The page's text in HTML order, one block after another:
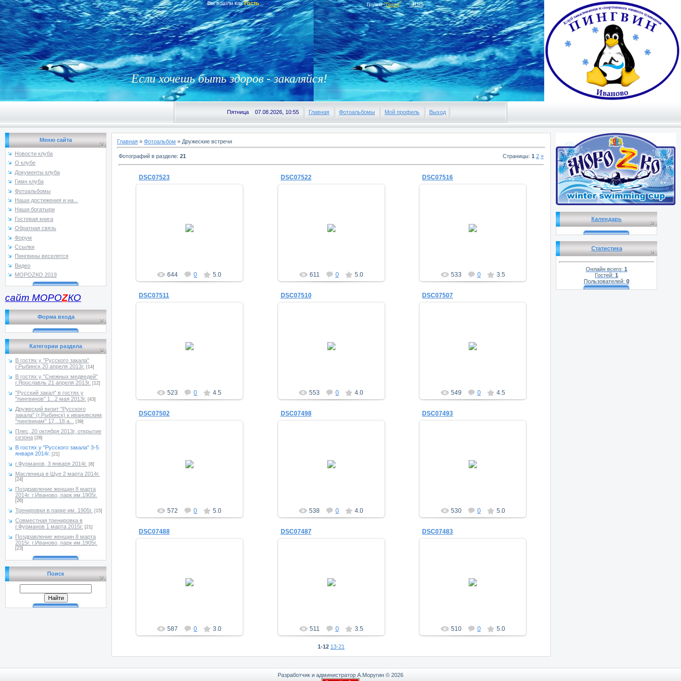
Вы вошли как Гость
Если хочешь быть здоров - закаляйся!
Группа"Гости" RSS
Пятница 07.08.2026, 10:55 Главная Фотоальбомы Мой профиль Выход
Меню сайта
Новости клуба
О клубе
Документы клуба
Гимн клуба
Фотоальбомы
Наши достижения и на...
Наши богатыри
Гостевая книга
Обратная связь
Форум
Ссылки
Пингвины веселятся
Видео
МОРОZКО 2019
сайт МОРОZКО
Форма входа
Категории раздела
В гостях у "Русского закала"
г.Рыбинск 20 апреля 2013г. [14]
В гостях у "Снежных медведей"
г.Ярославль 21 апреля 2013г. [12]
"Русский закал" в гостях у
"пингвинов" 1...2 мая 2013г. [43]
Дружеский визит "Русского
закала" (г.Рыбинск) к ивановским
"пингвинам" 17...18 а...
[39]
Плес, 20 октября 2013г, открытие
сезона [28]
В гостях у "Русского закала" 3-5
января 2014г. [21]
г.Фурманов, 3 января 2014г. [8]
Масленица в Шуе 2 марта 2014г.
[24]
Поздравление женщин 8 марта
2014г. г.Иваново, парк им.1905г.
[26]
Тренировки в парке им. 1905г. [15]
Совместная тренировка в
г.Фурманов 1 марта 2015г. [21]
Поздравление женщин 8 марта
2015г. г.Иваново, парк им.1905г.
[23]
Поиск
Главная » Фотоальбом » Дружеские встречи
Фотографий в разделе: 21 Страницы: 1 2 »
DSC07523
644 0 5.0
DSC07522
611 0 5.0
DSC07516
533 0 3.5
DSC07511
523 0 4.5
DSC07510
553 0 4.0
DSC07507
549 0 4.5
DSC07502
572 0 5.0
DSC07498
538 0 4.0
DSC07493
530 0 5.0
DSC07488
587 0 3.0
DSC07487
511 0 3.5
DSC07483
510 0 5.0
1-12 13-21
Календарь
Статистика
Онлайн всего: 1
Гостей: 1
Пользователей: 0
Разработчик и администратор А.Моругин © 2026